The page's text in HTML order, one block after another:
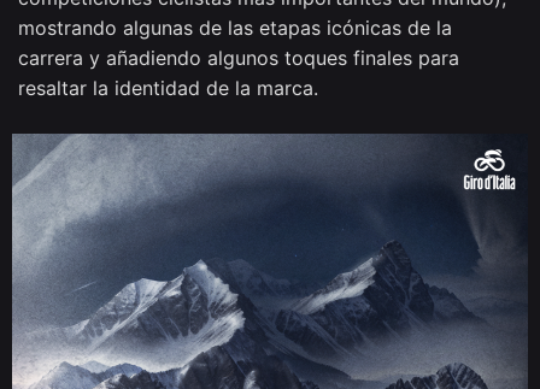
mostrando algunas de las etapas icónicas de la
carrera y añadiendo algunos toques finales para
resaltar la identidad de la marca.